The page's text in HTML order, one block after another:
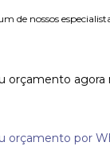
de nossos
orçamento
orçamento por